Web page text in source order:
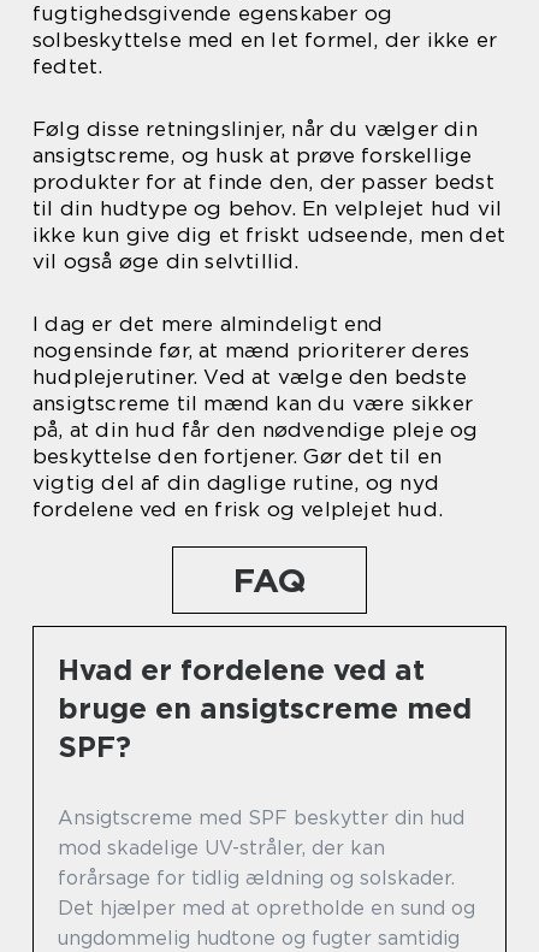
fugtighedsgivende egenskaber og
solbeskyttelse med en let formel, der ikke er
fedtet.
Følg disse retningslinjer, når du vælger din
ansigtscreme, og husk at prøve forskellige
produkter for at finde den, der passer bedst
til din hudtype og behov. En velplejet hud vil
ikke kun give dig et friskt udseende, men det
vil også øge din selvtillid.
I dag er det mere almindeligt end
nogensinde før, at mænd prioriterer deres
hudplejerutiner. Ved at vælge den bedste
ansigtscreme til mænd kan du være sikker
på, at din hud får den nødvendige pleje og
beskyttelse den fortjener. Gør det til en
vigtig del af din daglige rutine, og nyd
fordelene ved en frisk og velplejet hud.
FAQ
Hvad er fordelene ved at
bruge en ansigtscreme med
SPF?
Ansigtscreme med SPF beskytter din hud
mod skadelige UV-stråler, der kan
forårsage for tidlig ældning og solskader.
Det hjælper med at opretholde en sund og
ungdommelig hudtone og fugter samtidig